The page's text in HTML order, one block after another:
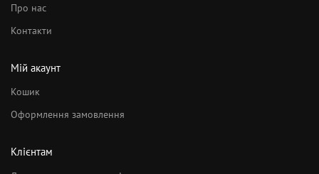
Про нас
Контакти
Мій акаунт
Кошик
Оформлення замовлення
Клієнтам